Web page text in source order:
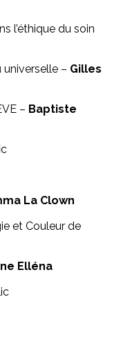
l’éthique du soin
universelle – Gilles
– Baptiste
La Clown
et Couleur de
Elléna